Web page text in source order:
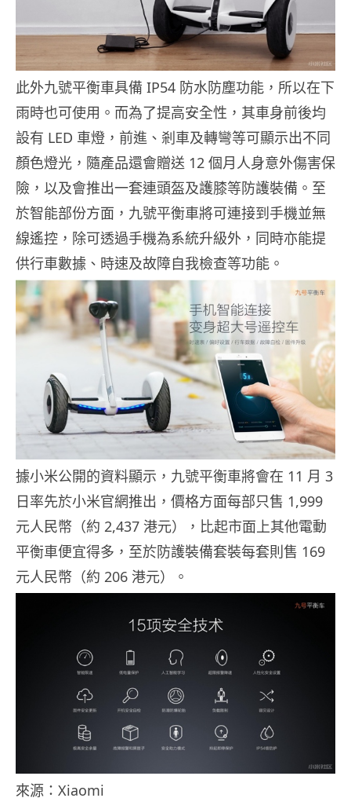
此外九號平衡車具備 IP54 防水防塵功能，所以在下
雨時也可使用。而為了提高安全性，其車身前後均
設有 LED 車燈，前進、剎車及轉彎等可顯示出不同
顏色燈光，隨產品還會贈送 12 個月人身意外傷害保
險，以及會推出一套連頭盔及護膝等防護裝備。至
於智能部份方面，九號平衡車將可連接到手機並無
線遙控，除可透過手機為系統升級外，同時亦能提
供行車數據、時速及故障自我檢查等功能。
據小米公開的資料顯示，九號平衡車將會在 11 月 3
日率先於小米官網推出，價格方面每部只售 1,999
元人民幣（約 2,437 港元），比起市面上其他電動
平衡車便宜得多，至於防護裝備套裝每套則售 169
元人民幣（約 206 港元）。
來源：Xiaomi